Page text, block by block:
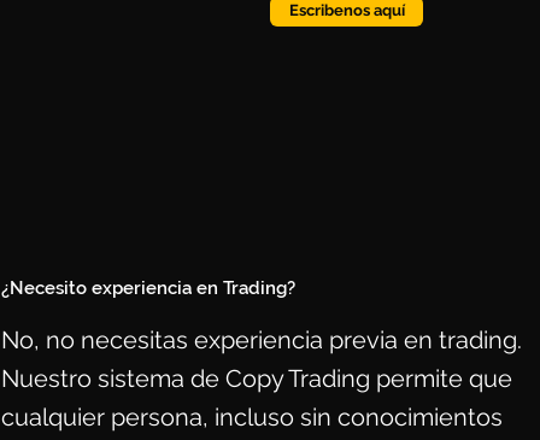
Escribenos aquí
¿Necesito experiencia en Trading?
No, no necesitas experiencia previa en trading.
Nuestro sistema de Copy Trading permite que
cualquier persona, incluso sin conocimientos